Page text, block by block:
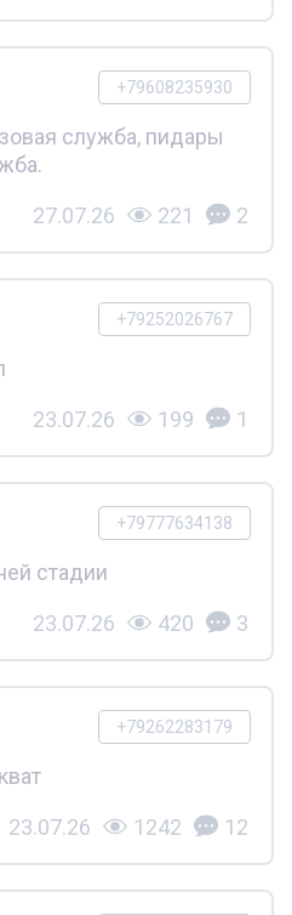
+79608235930
служба, пидары
27.07.26 221 2
+79252026767
23.07.26 199 1
+79777634138
стадии
23.07.26 420 3
+79262283179
23.07.26 1242 12